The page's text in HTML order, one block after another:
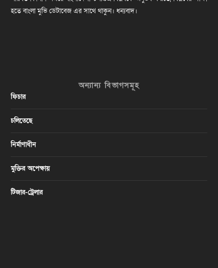
হতে বাংলা মুভি ডেটাবেজ এর সাথে থাকুন। ধন্যবাদ।
অন্যান্য বিভাগসমূহ
ফিচার
চলিতেছে
নির্মাণাধীন
মুক্তির অপেক্ষায়
টিজার-ট্রেলার